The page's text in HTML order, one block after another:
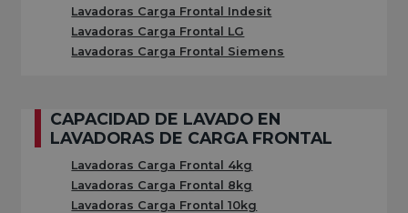
Es muy importante que, siempre que busques una
lavadora, tengas en cuenta aspectos como el tamaño,
adelante te lo explicamos con todo detalle
Además, si eres una persona preocupada por el
ambiente, en Electrocosto hacemos especial hincapié
Lavadoras Carga Frontal Indesit
Lavadoras Carga Frontal LG
Lavadoras Carga Frontal Siemens
CAPACIDAD DE LAVADO EN
LAVADORAS DE CARGA FRONTAL
Lavadoras Carga Frontal 4kg
Lavadoras Carga Frontal 8kg
Lavadoras Carga Frontal 10kg